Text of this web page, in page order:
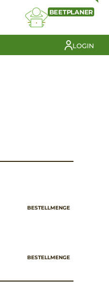
BEETPLANER
LOGIN
BESTELLMENGE
BESTELLMENGE